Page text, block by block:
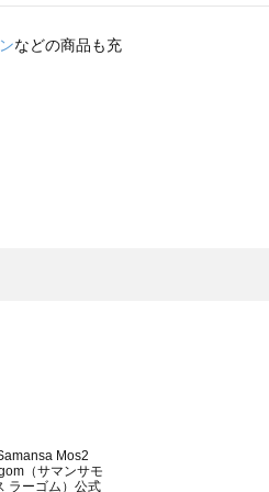
などの商品も充